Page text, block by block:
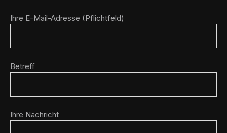
Ihre E-Mail-Adresse (Pflichtfeld)
Betreff
Ihre Nachricht